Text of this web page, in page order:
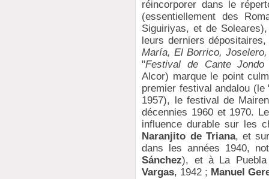
réincorporer dans le
(essentiellement des
Siguiriyas, et de
leurs derniers
María, El Borrico,
"Festival de Cante Jondo
Alcor) marque le point
premier festival andalou (le
1957), le festival de
décennies 1960 et 1970.
influence durable sur les
Naranjito de Triana, et
dans les années 1940,
Sánchez), et à La
Vargas, 1942 ; Manuel